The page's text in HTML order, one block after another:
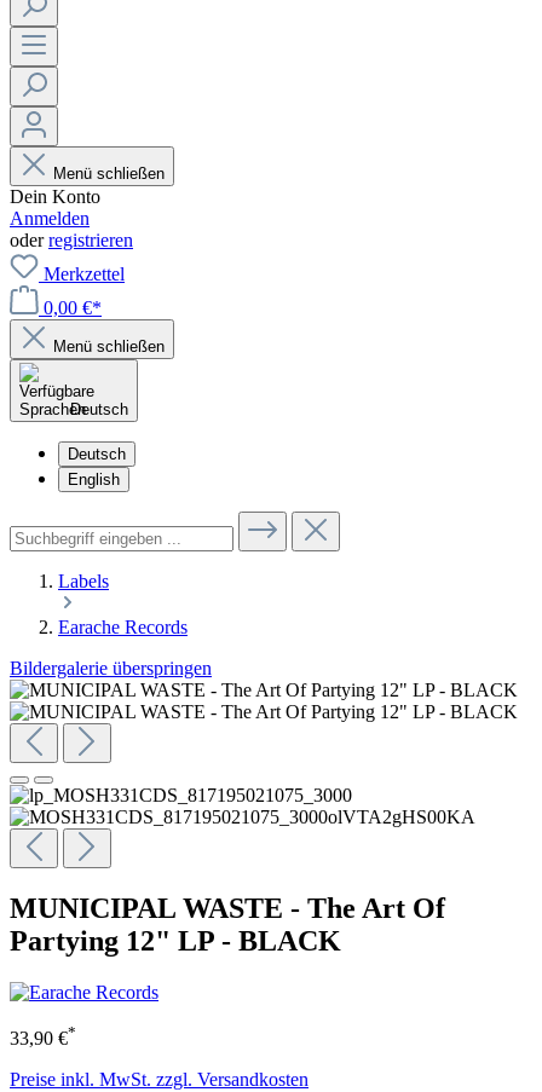
Menü schließen
Dein Konto
Anmelden
oderregistrieren
Merkzettel
0,00 €*
Menü schließen
Deutsch
Deutsch
English
Labels
Earache Records
Bildergalerie überspringen
MUNICIPAL WASTE - The Art Of
Partying 12" LP - BLACK
33,90 €*
Preise inkl. MwSt. zzgl. Versandkosten